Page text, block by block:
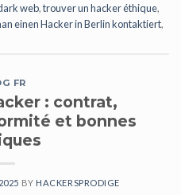
web,trouver un hacker éthique,
einen Hacker in Berlin kontaktiert,
FR
: contrat,
et bonnes
BY HACKERSPRODIGE